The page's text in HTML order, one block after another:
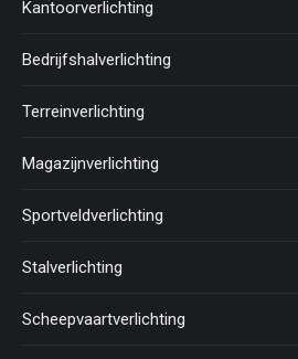
Kantoorverlichting
Bedrijfshalverlichting
Terreinverlichting
Magazijnverlichting
Sportveldverlichting
Stalverlichting
Scheepvaartverlichting